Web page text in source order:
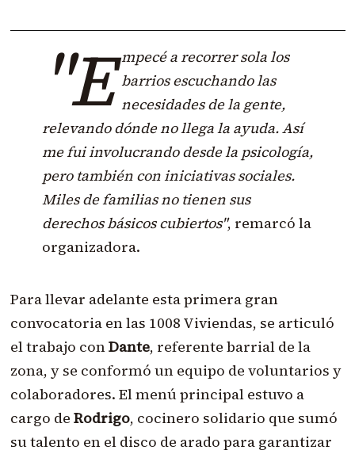
"E mpecé a recorrer sola los
barrios escuchando las
necesidades de la gente,
relevando dónde no llega la ayuda. Así
me fui involucrando desde la psicología,
pero también con iniciativas sociales.
Miles de familias no tienen sus
derechos básicos cubiertos", remarcó la
organizadora.
Para llevar adelante esta primera gran
convocatoria en las 1008 Viviendas, se articuló
el trabajo conDante, referente barrial de la
zona, y se conformó un equipo de voluntarios y
colaboradores. El menú principal estuvo a
cargo de Rodrigo, cocinero solidario que sumó
su talento en el disco de arado para garantizar